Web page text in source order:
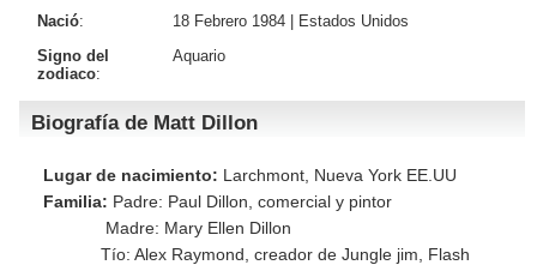
Nació: 18 Febrero 1984 |
Estados Unidos
Signo del
zodiaco:
Aquario
Biografía de Matt Dillon
Lugar de nacimiento: Larchmont, Nueva York EE.UU
Familia: Padre: Paul Dillon, comercial y pintor
Madre: Mary Ellen Dillon
Tío: Alex Raymond, creador de Jungle jim, Flash